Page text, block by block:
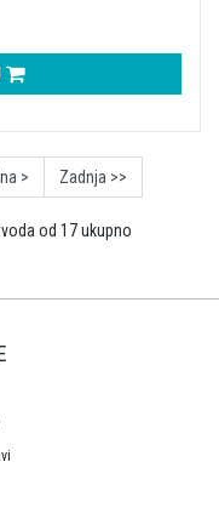
> Zadnja >>
od 17 ukupno